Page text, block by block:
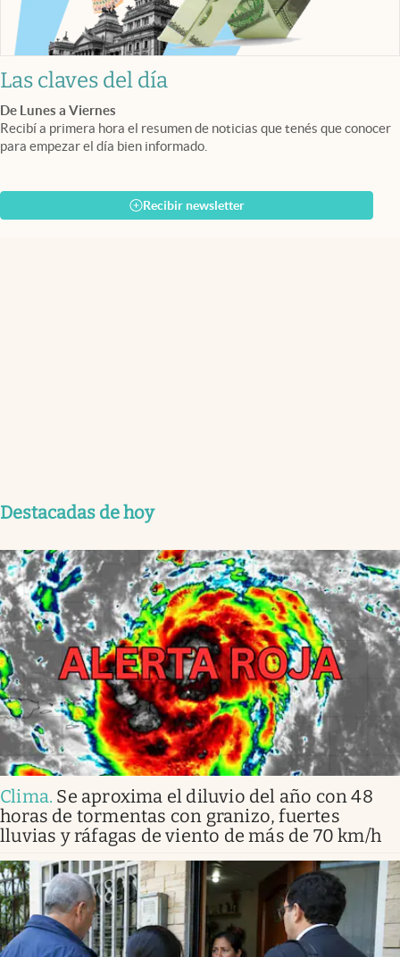
Las claves del día
De Lunes a Viernes
Recibí a primera hora el resumen de noticias que tenés que conocer
para empezar el día bien informado.
Recibir newsletter
Destacadas de hoy
Clima. Se aproxima el diluvio del año con 48
horas de tormentas con granizo, fuertes
lluvias y ráfagas de viento de más de 70 km/h